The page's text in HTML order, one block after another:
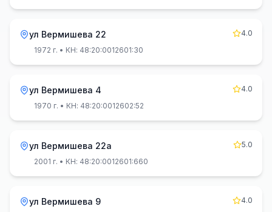
ул Вермишева 22
4.0
1972 г. • КН: 48:20:0012601:30
ул Вермишева 4
4.0
1970 г. • КН: 48:20:0012602:52
ул Вермишева 22а
5.0
2001 г. • КН: 48:20:0012601:660
ул Вермишева 9
4.0